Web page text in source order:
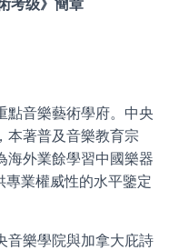
考级》簡章
點音樂藝術學府。中央
本著普及音樂教育宗
海外業餘學習中國樂器
專業權威性的水平鑒定
音樂學院與加拿大庇詩